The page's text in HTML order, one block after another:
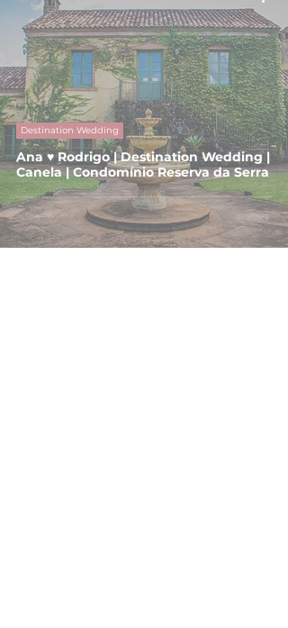
Ana ♥ Rodrigo | Destination Wedding |
Canela | Condomínio Reserva da Serra
Destination Wedding